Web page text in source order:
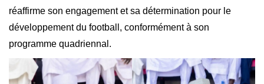
réaffirme son engagement et sa détermination pour le
développement du football, conformément à son
programme quadriennal.